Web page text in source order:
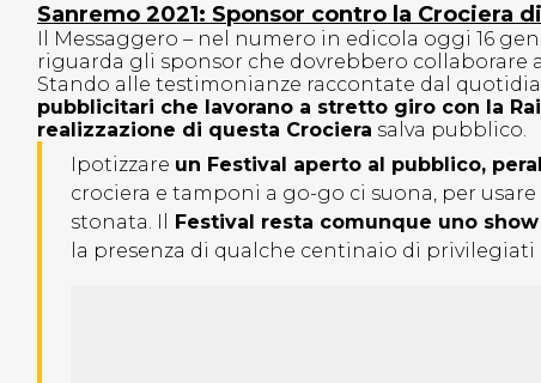
Sanremo 2021: Sponsor contro la Crociera
Il Messaggero – nel numero in edicola oggi 16
riguarda gli sponsor che dovrebbero collaborare
Stando alle testimonianze raccontate dal
pubblicitari che lavorano a stretto giro con la
realizzazione di questa Crociera salva pubblico.
Ipotizzare un Festival aperto al pubblico,
crociera e tamponi a go-go ci suona, per
stonata. Il
Festival resta comunque uno
la presenza di qualche centinaio di